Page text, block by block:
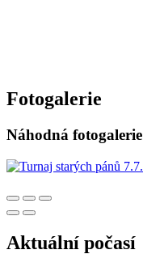
Fotogalerie
Náhodná fotogalerie
Aktuální počasí